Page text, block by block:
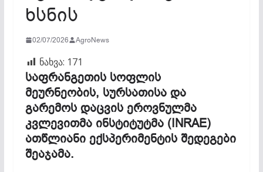
ხსნის
02/07/2026 AgroNews
ნახვა: 171
საფრანგეთის სოფლის
მეურნეობის, სურსათისა და
გარემოს დაცვის ეროვნულმა
კვლევითმა ინსტიტუტმა (INRAE)
ათწლიანი ექსპერიმენტის შედეგები
შეაჯამა.